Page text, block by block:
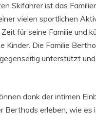
Skifahrer ist das
vielen sportlichen
für seine Familie und
Kinder. Die Familie
unterstützt und
dank der intimen
Berthods erleben, wie es